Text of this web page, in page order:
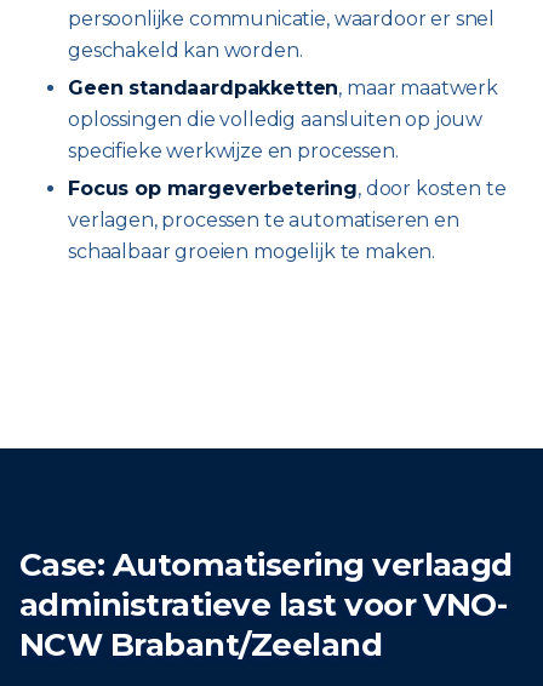
persoonlijke communicatie, waardoor er snel
geschakeld kan worden.
Geen standaardpakketten, maar maatwerk
oplossingen die volledig aansluiten op jouw
specifieke werkwijze en processen.
Focus op margeverbetering, door kosten te
verlagen, processen te automatiseren en
schaalbaar groeien mogelijk te maken.
Case: Automatisering verlaagd
administratieve last voor VNO-
NCW Brabant/Zeeland